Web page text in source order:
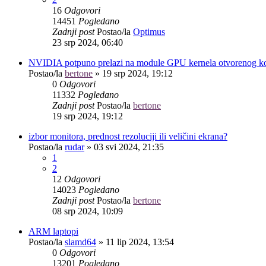
16 Odgovori
14451 Pogledano
Zadnji postPostao/la Optimus
23 srp 2024, 06:40
NVIDIA potpuno prelazi na module GPU kernela otvorenog
Postao/la bertone » 19 srp 2024, 19:12
0 Odgovori
11332 Pogledano
Zadnji postPostao/la bertone
19 srp 2024, 19:12
izbor monitora, prednost rezoluciji ili veličini ekrana?
Postao/la rudar» 03 svi 2024, 21:35
1
2
12 Odgovori
14023 Pogledano
Zadnji postPostao/la bertone
08 srp 2024, 10:09
ARM laptopi
Postao/la slamd64 » 11 lip 2024, 13:54
0 Odgovori
13201 Pogledano